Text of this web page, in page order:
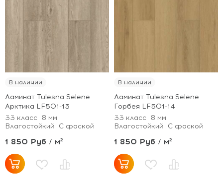
В наличии
Ламинат Tulesna Selene
Арктика LF501-13
33 класс
8 мм
Влагостойкий
С фаской
1 850 Руб / м²
В наличии
Ламинат Tulesna Selene
Горбея LF501-14
33 класс
8 мм
Влагостойкий
С фаской
1 850 Руб / м²